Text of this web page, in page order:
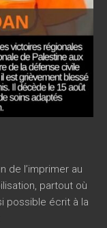
de l’imprimer au
partout où
possible écrit à la